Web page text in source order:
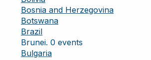
Bosnia and Herzegovina
Botswana
Brazil
Brunei. 0 events
Bulgaria